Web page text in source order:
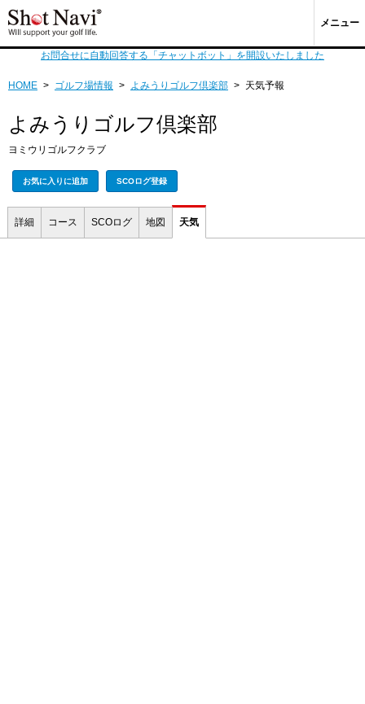
メニュー
お問合せに自動回答する「チャットボット」を開設いたしました
HOME > ゴルフ場情報 > よみうりゴルフ倶楽部 > 天気予報
よみうりゴルフ倶楽部
ヨミウリゴルフクラブ
お気に入りに追加 SCOログ登録
詳細 コース SCOログ 地図 天気